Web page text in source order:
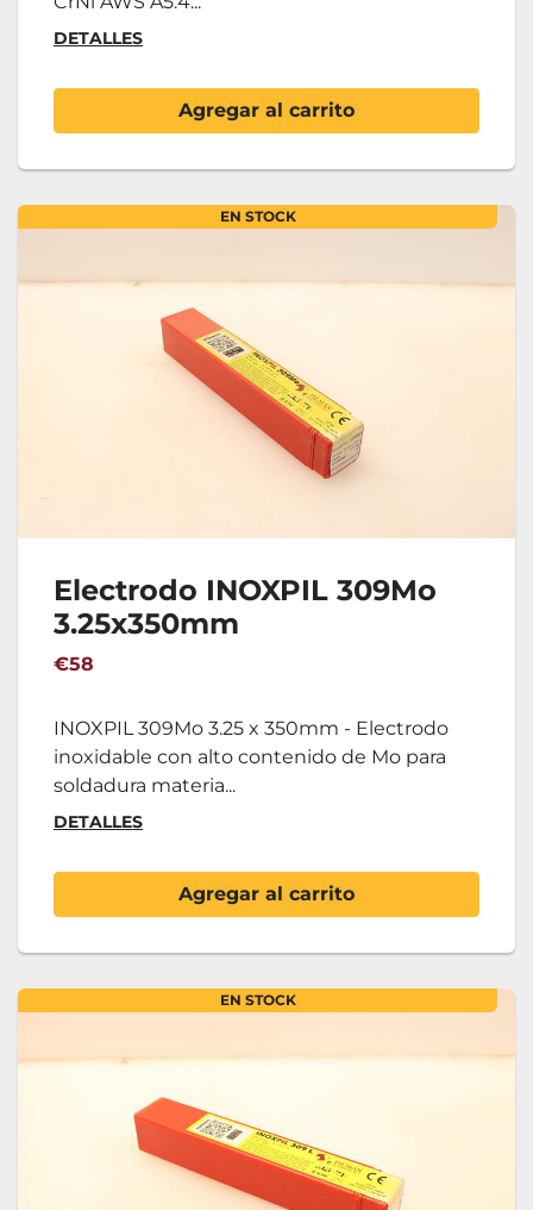
DETALLES
Agregar al carrito
EN STOCK
Electrodo INOXPIL 309Mo
3.25x350mm
€58
INOXPIL 309Mo 3.25 x 350mm - Electrodo
inoxidable con alto contenido de Mo para
soldadura materia...
DETALLES
Agregar al carrito
EN STOCK